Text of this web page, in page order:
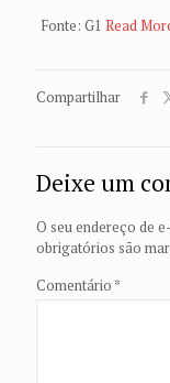
Fonte: G1 Read
Compartilhar
Deixe um
O seu endereço de
obrigatórios são
Comentário *